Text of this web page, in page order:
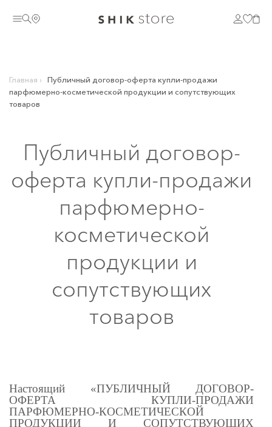
Главная › Публичный договор-оферта купли-продажи
парфюмерно-косметической продукции и сопутствующих
товаров
Публичный договор-
оферта купли-продажи
парфюмерно-
косметической
продукции и
сопутствующих
товаров
Настоящий «ПУБЛИЧНЫЙ ДОГОВОР-
ОФЕРТА КУПЛИ-ПРОДАЖИ
ПАРФЮМЕРНО-КОСМЕТИЧЕСКОЙ
ПРОДУКЦИИ И СОПУТСТВУЮЩИХ